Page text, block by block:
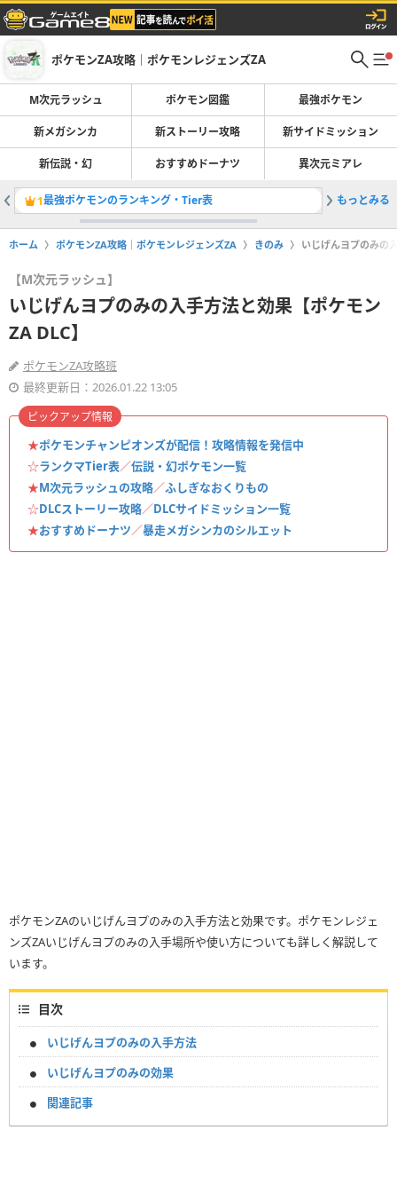
ポケモンZA攻略｜ポケモンレジェンズZA
M次元ラッシュ ポケモン図鑑 最強ポケモン
新メガシンカ 新ストーリー攻略 新サイドミッション
新伝説・幻 おすすめドーナツ 異次元ミアレ
1最強ポケモンのランキング・Tier表 2暴走メ
もっとみる
ホーム ポケモンZA攻略｜ポケモンレジェンズZA きのみ いじげんヨプのみの
【M次元ラッシュ】
いじげんヨプのみの入手方法と効果【ポケモン
ZA DLC】
ポケモンZA攻略班
最終更新日：2026.01.22 13:05
★ポケモンチャンピオンズが配信！攻略情報を発信中
☆ランクマTier表／伝説・幻ポケモン一覧
★M次元ラッシュの攻略／ふしぎなおくりもの
☆DLCストーリー攻略／DLCサイドミッション一覧
★おすすめドーナツ／暴走メガシンカのシルエット
ピックアップ情報
ポケモンZAのいじげんヨプのみの入手方法と効果です。ポケモンレジェ
ンズZAいじげんヨプのみの入手場所や使い方についても詳しく解説して
います。
目次
いじげんヨプのみの入手方法
いじげんヨプのみの効果
関連記事